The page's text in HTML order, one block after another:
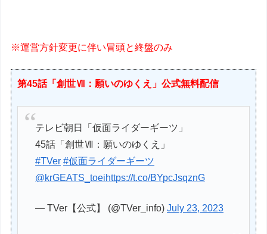
※運営方針変更に伴い冒頭と終盤のみ
第45話「創世Ⅶ：願いのゆくえ」公式無料配信
テレビ朝日「仮面ライダーギーツ」
45話「創世Ⅶ：願いのゆくえ」
#TVer #仮面ライダーギーツ
@krGEATS_toeihttps://t.co/BYpcJsqznG
— TVer【公式】 (@TVer_info)July 23, 2023